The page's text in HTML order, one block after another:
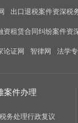
出口退税案件资深税
资租赁合同纠纷案件资
论证网 智律网 法学
案件办理
务处理行政复议